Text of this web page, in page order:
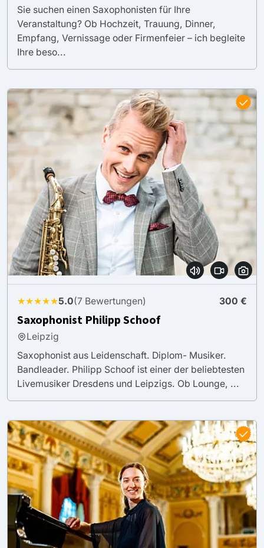
Sie suchen einen Saxophonisten für Ihre
Veranstaltung? Ob Hochzeit, Trauung, Dinner,
Empfang, Vernissage oder Firmenfeier – ich begleite
Ihre beso...
★★★★★5.0(7 Bewertungen) 300 €
Saxophonist Philipp Schoof
Leipzig
Saxophonist aus Leidenschaft. Diplom- Musiker.
Bandleader. Philipp Schoof ist einer der beliebtesten
Livemusiker Dresdens und Leipzigs. Ob Lounge, ...